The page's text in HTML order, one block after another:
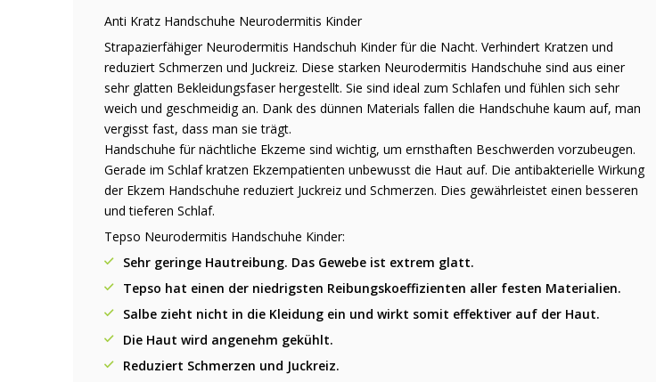
Anti Kratz Handschuhe Neurodermitis Kinder
Strapazierfähiger Neurodermitis Handschuh Kinder für die Nacht. Verhindert Kratzen und
reduziert Schmerzen und Juckreiz. Diese starken Neurodermitis Handschuhe sind aus einer
sehr glatten Bekleidungsfaser hergestellt. Sie sind ideal zum Schlafen und fühlen sich sehr
weich und geschmeidig an. Dank des dünnen Materials fallen die Handschuhe kaum auf, man
vergisst fast, dass man sie trägt.
Handschuhe für nächtliche Ekzeme sind wichtig, um ernsthaften Beschwerden vorzubeugen.
Gerade im Schlaf kratzen Ekzempatienten unbewusst die Haut auf. Die antibakterielle Wirkung
der Ekzem Handschuhe reduziert Juckreiz und Schmerzen. Dies gewährleistet einen besseren
und tieferen Schlaf.
Tepso Neurodermitis Handschuhe Kinder:
Sehr geringe Hautreibung. Das Gewebe ist extrem glatt.
Tepso hat einen der niedrigsten Reibungskoeffizienten aller festen Materialien.
Salbe zieht nicht in die Kleidung ein und wirkt somit effektiver auf der Haut.
Die Haut wird angenehm gekühlt.
Reduziert Schmerzen und Juckreiz.